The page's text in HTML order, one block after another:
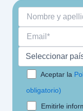
Aceptar la
obligatorio)
Emitirle